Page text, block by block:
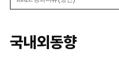
보험금융연구
KIRI 리포트
국내외동향